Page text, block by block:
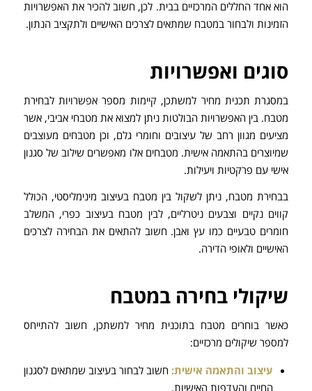
הוא אחד החללים המרכזיים בבית. לכן, חשוב להכיר את האפשרויות
הזמינות ולבחור במטבח שמתאים לצרכים האישיים ולתקציב הנתון.
סוגים ואפשרויות
במסגרת תכנית מחיר למשתכן, קיימות מספר אפשרויות לבחירת
מטבח. בין האפשרויות הבולטות ניתן למצוא את מטבחי אביבי, אשר
מציעים מגוון רחב של עיצובים וחומרי גלם, וכן מטבחים מעוצבים
שמיוצרים בהתאמה אישית. מטבחים אלו מאפשרים שילוב של סגנון
אישי עם פרקטיות ויעילות.
בבחירת מטבח, ניתן לשקול בין מטבח בעיצוב מינימליסטי, הכולל
קווים נקיים וצבעים ניטרליים, לבין מטבח בעיצוב כפרי, המשלב
חומרים טבעיים כמו עץ ואבן. חשוב להתאים את הבחירה לצרכים
האישיים ולאופי הדירה.
שיקולי בחירה במטבח
כאשר בוחרים מטבח בתוכנית מחיר למשתכן, חשוב להתייחס
למספר שיקולים מרכזיים:
עיצוב והתאמה אישית: חשוב לבחור בעיצוב שמתאים לסגנון
החיים והעדפות האישיות.